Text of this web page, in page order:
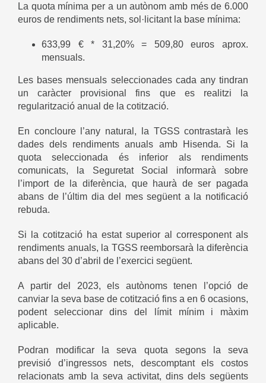
La quota mínima per a un autònom amb més de 6.000
euros de rendiments nets, sol·licitant la base mínima:
633,99 € * 31,20% = 509,80 euros aprox.
mensuals.
Les bases mensuals seleccionades cada any tindran
un caràcter provisional fins que es realitzi la
regularització anual de la cotització.
En concloure l’any natural, la TGSS contrastarà les
dades dels rendiments anuals amb Hisenda. Si la
quota seleccionada és inferior als rendiments
comunicats, la Seguretat Social informarà sobre
l’import de la diferència, que haurà de ser pagada
abans de l’últim dia del mes següent a la notificació
rebuda.
Si la cotització ha estat superior al corresponent als
rendiments anuals, la TGSS reemborsarà la diferència
abans del 30 d’abril de l’exercici següent.
A partir del 2023, els autònoms tenen l’opció de
canviar la seva base de cotització fins a en 6 ocasions,
podent seleccionar dins del límit mínim i màxim
aplicable.
Podran modificar la seva quota segons la seva
previsió d’ingressos nets, descomptant els costos
relacionats amb la seva activitat, dins dels següents